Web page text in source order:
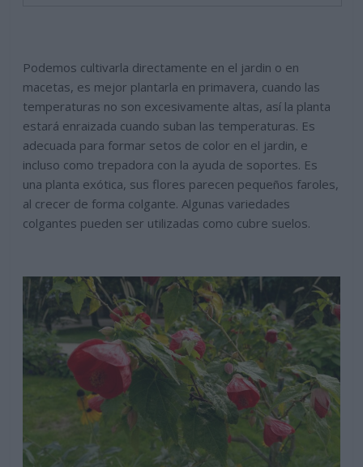
Podemos cultivarla directamente en el jardin o en
macetas, es mejor plantarla en primavera, cuando las
temperaturas no son excesivamente altas, así la planta
estará enraizada cuando suban las temperaturas. Es
adecuada para formar setos de color en el jardin, e
incluso como trepadora con la ayuda de soportes. Es
una planta exótica, sus flores parecen pequeños faroles,
al crecer de forma colgante. Algunas variedades
colgantes pueden ser utilizadas como cubre suelos.